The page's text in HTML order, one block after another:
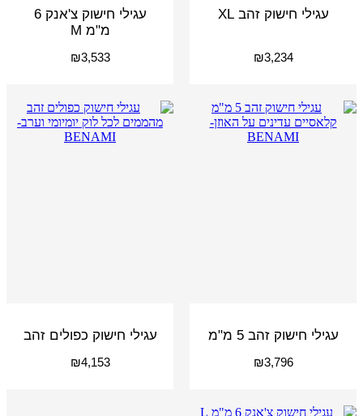
עגילי חישוק זהב XL
₪3,234
עגילי חישוק צ'אנק 6
מ"מ M
₪3,533
עגילי חישוק זהב 5 מ"מ
₪3,796
עגילי חישוק כפולים זהב
₪4,153